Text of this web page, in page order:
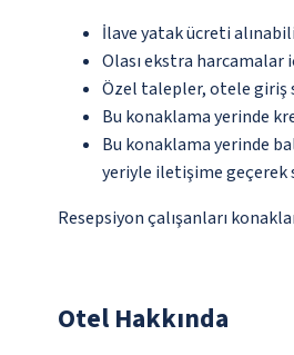
İlave yatak ücreti
Olası ekstra
Özel talepler, otele giriş
Bu konaklama yerinde
Bu konaklama yerinde
yeriyle iletişime geçerek
Resepsiyon çalışanları
Otel Hakkında